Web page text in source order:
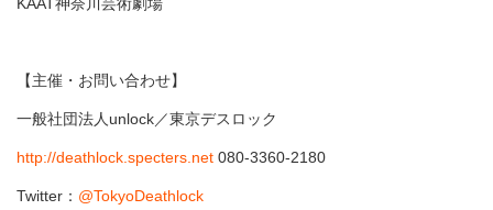
KAAT神奈川芸術劇場
【主催・お問い合わせ】
一般社団法人unlock／東京デスロック
http://deathlock.specters.net 080-3360-2180
Twitter： @TokyoDeathlock